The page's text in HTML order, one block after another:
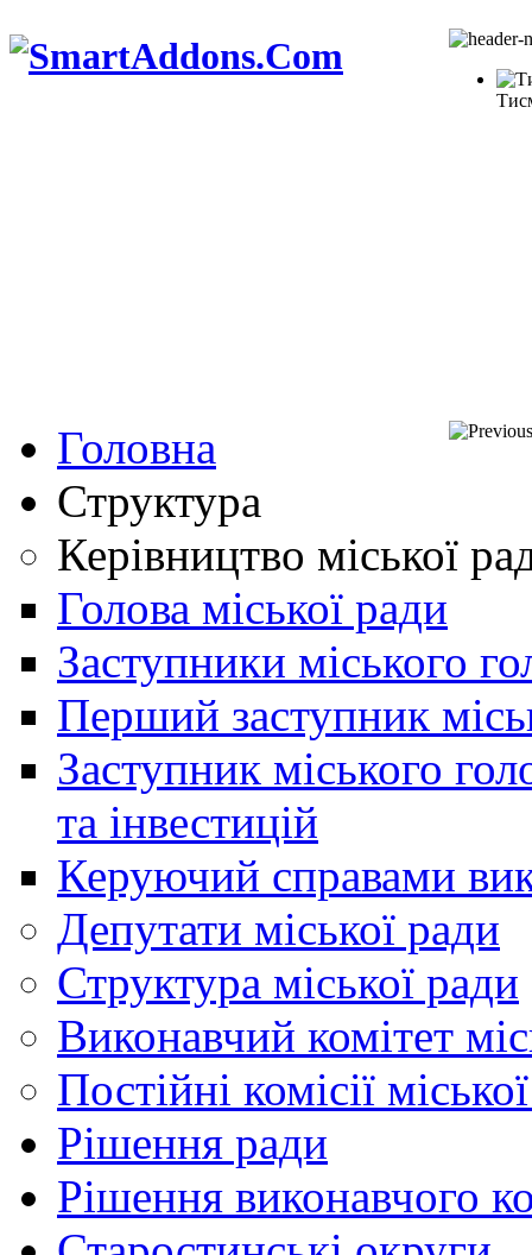
Головна
Структура
Керівництво міської
Голова міської ради
Заступники міського
Перший заступник
Заступник міського
та інвестицій
Керуючий справами
Депутати міської ради
Структура міської ради
Виконавчий комітет
Постійні комісії
Рішення ради
Рішення виконавчого